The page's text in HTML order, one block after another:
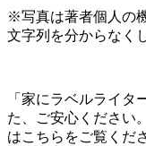
※写真は著者個人の
文字列を分からなく
「家にラベルライ
た、ご安心ください
はこちらをご覧くだ